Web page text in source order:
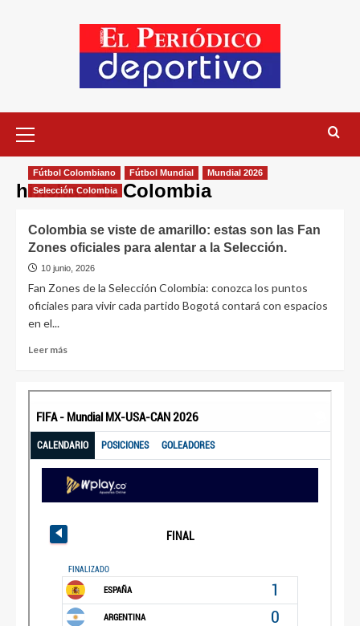
hinchas de Colombia
Fútbol Colombiano Fútbol Mundial
Mundial 2026
Selección Colombia
Colombia se viste de amarillo: estas son las Fan
Zones oficiales para alentar a la Selección.
10 junio, 2026
Fan Zones de la Selección Colombia: conozca los puntos
oficiales para vivir cada partido Bogotá contará con espacios
en el...
Leer más